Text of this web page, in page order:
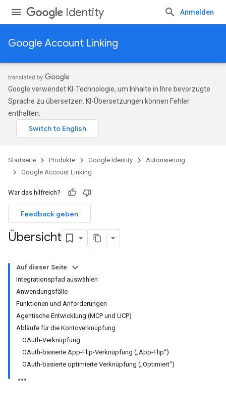
Identity Anmelden
Google Account Linking
Google verwendet KI-Technologie, um Inhalte in Ihre bevorzugte
Sprache zu übersetzen. KI-Übersetzungen können Fehler
enthalten.
Startseite Produkte Google Identity
Autorisierung
Google Account Linking
War das hilfreich?
Feedback geben
Übersicht
Auf dieser Seite
Integrationspfad auswählen
Anwendungsfälle
Funktionen und Anforderungen
Agentische Entwicklung (MCP und UCP)
Abläufe für die Kontoverknüpfung
OAuth-Verknüpfung
OAuth-basierte App-Flip-Verknüpfung („App-Flip“)
OAuth-basierte optimierte Verknüpfung („Optimiert“)